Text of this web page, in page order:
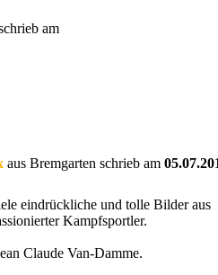
am
aus Bremgarten schrieb am
eindrückliche und tolle Bilder aus
Kampfsportler.
Claude Van-Damme.